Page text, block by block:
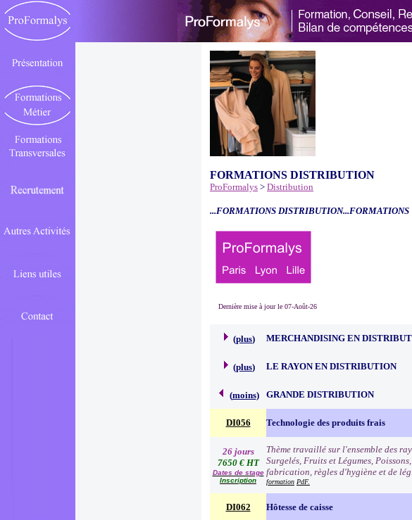
FORMATIONS DISTRIBUTION
ProFormalys > Distribution
...FORMATIONS DISTRIBUTION...FORMATIONS
Dernière mise à jour le 07-Août-26
(plus) MERCHANDISING EN
(plus) LE RAYON EN DISTRIBUTION
(moins) GRANDE DISTRIBUTION
DI056 Technologie des produits frais
26 jours
7650 € HT
Dates de stage
Inscription
Thème travaillé sur l'ensemble des
Surgelés, Fruits et Légumes,
fabrication, règles d'hygiène et de
formation PdF.
DI062 Hôtesse de caisse